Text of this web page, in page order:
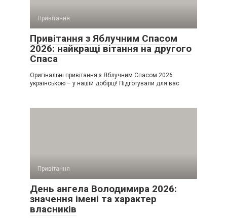
Привітання
Привітання з Яблучним Спасом
2026: найкращі вітання на другого
Спаса
Оригінальні привітання з Яблучним Спасом 2026
українською – у нашій добірці! Підготували для вас
Привітання
День ангела Володимира 2026:
значення імені та характер
власників